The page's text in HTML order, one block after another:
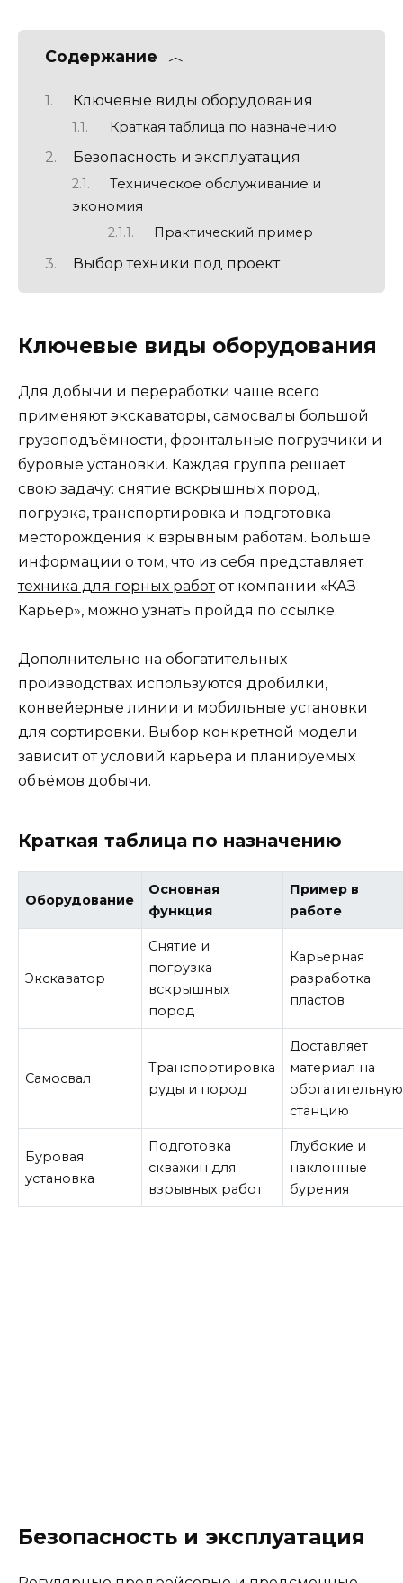
Содержание
Ключевые виды оборудования
Краткая таблица по назначению
Безопасность и эксплуатация
Техническое обслуживание и
экономия
Практический пример
Выбор техники под проект
Ключевые виды оборудования
Для добычи и переработки чаще всего
применяют экскаваторы, самосвалы большой
грузоподъёмности, фронтальные погрузчики и
буровые установки. Каждая группа решает
свою задачу: снятие вскрышных пород,
погрузка, транспортировка и подготовка
месторождения к взрывным работам. Больше
информации о том, что из себя представляет
техника для горных работот компании «КАЗ
Карьер», можно узнать пройдя по ссылке.
Дополнительно на обогатительных
производствах используются дробилки,
конвейерные линии и мобильные установки
для сортировки. Выбор конкретной модели
зависит от условий карьера и планируемых
объёмов добычи.
Краткая таблица по назначению
Оборудование
Основная
функция
Пример в
работе
Экскаватор
Снятие и
погрузка
вскрышных
пород
Карьерная
разработка
пластов
Самосвал
Транспортировка
руды и пород
Доставляет
материал на
обогатительную
станцию
Буровая
установка
Подготовка
скважин для
взрывных работ
Глубокие и
наклонные
бурения
Безопасность и эксплуатация